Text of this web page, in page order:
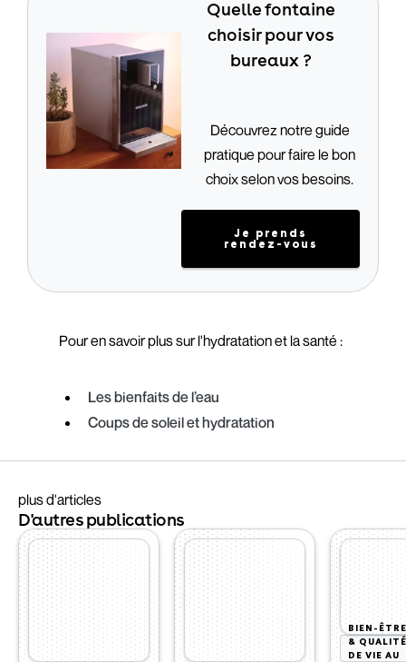
Quelle fontaine
choisir pour vos
bureaux ?
Découvrez notre guide
pratique pour faire le bon
choix selon vos besoins.
Je prends
rendez-vous
Pour en savoir plus sur l'hydratation et la santé :
Les bienfaits de l’eau
Coups de soleil et hydratation
plus d'articles
D'autres publications
BIEN-ÊTRE
& QUALITÉ
DE VIE AU